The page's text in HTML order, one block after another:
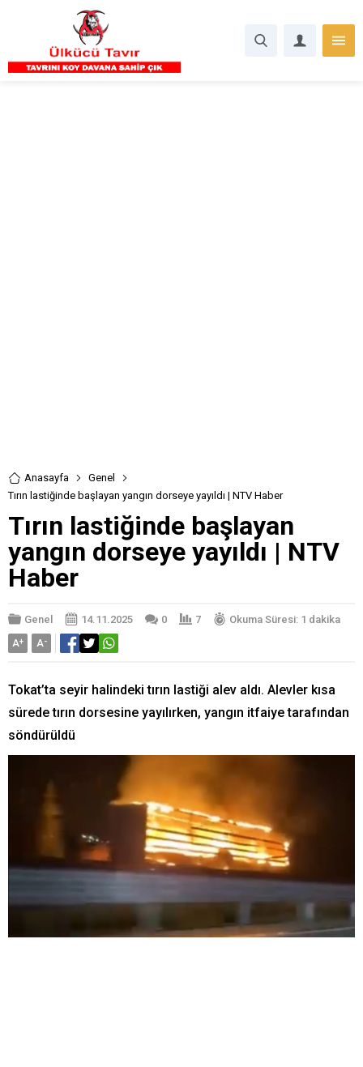
Anasayfa
Genel
Tırın lastiğinde başlayan yangın dorseye yayıldı | NTV Haber
Tırın lastiğinde başlayan
yangın dorseye yayıldı | NTV
Haber
Genel 14.11.2025 0 7
Okuma Süresi: 1 dakika
A+ A-
Tokat’ta seyir halindeki tırın lastiği alev aldı. Alevler kısa
sürede tırın dorsesine yayılırken, yangın itfaiye tarafından
söndürüldü